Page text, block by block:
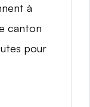
à
canton
pour